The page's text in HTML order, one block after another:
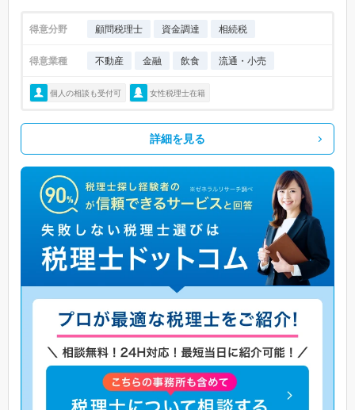
得意分野 顧問税理士 資金調達 相続税
得意業種 不動産 金融 飲食 流通・小売
個人の相談も受付可 女性税理士在籍
詳細を見る